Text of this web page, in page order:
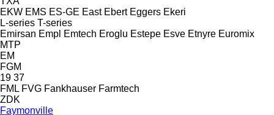
EKW EMS ES-GE East Ebert Eggers Ekeri
L-series T-series
Emirsan Empl Emtech Eroglu Estepe Esve Etnyre Euromix
MTP
EM
FGM
19 37
FML FVG Fankhauser Farmtech
ZDK
Faymonville